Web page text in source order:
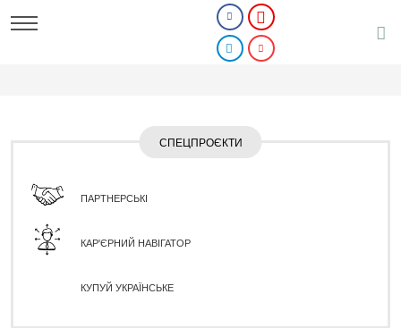
СПЕЦПРОЄКТИ
ПАРТНЕРСЬКІ
КАР'ЄРНИЙ НАВІГАТОР
КУПУЙ УКРАЇНСЬКЕ